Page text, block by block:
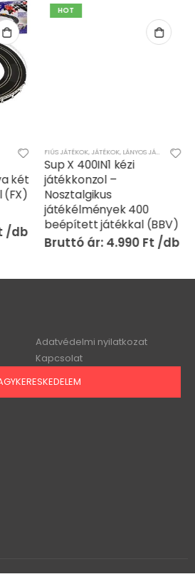
két
HOT
FIÚS JÁTÉKOK, JÁTÉKOK, LÁNYOS JÁTÉKOK ,TV-
Sup X 400IN1 kézi
játékkonzol –
Nosztalgikus
játékélmények 400
beépített játékkal (BBV)
4.990 Ft
Adatvédelmi nyilatkozat
Kapcsolat